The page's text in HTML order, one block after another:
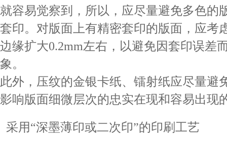
就容易觉察到，所以，应尽量避免多色的
套印。对版面上有精密套印的版面，应考
边缘扩大0.2mm左右，以避免因套印误差
象。
此外，压纹的金银卡纸、镭射纸应尽量避
影响版面细微层次的忠实在现和容易出现
采用“深墨薄印或二次印”的印刷工艺